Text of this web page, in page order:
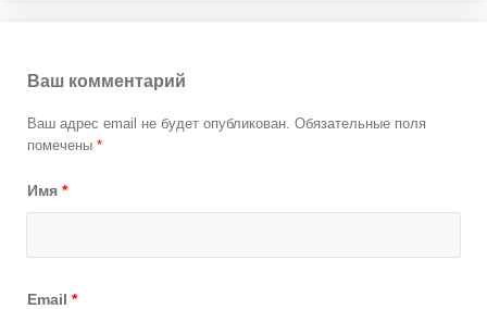
Ваш комментарий
Ваш адрес email не будет опубликован. Обязательные поля
помечены *
Имя *
Email *